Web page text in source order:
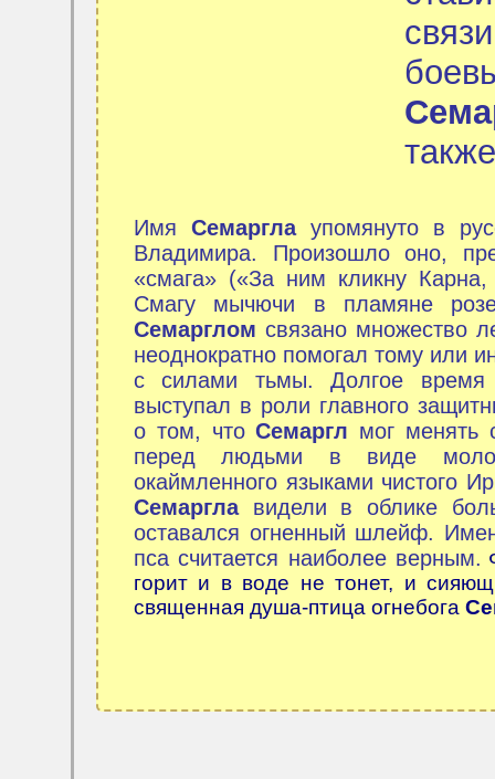
Имя Семарглаупомянуто в
Владимира. Произошло оно,
«смага» («За ним кликну
Смагу мычючи в пламяне
Семарглом связано множество
неоднократно помогал тому или
с силами тьмы. Долгое
выступал в роли главного
о том, чтоСемаргл мог менять
перед людьми в виде
окаймленного языками чистого
Семарглавидели в облике
оставался огненный шлейф.
пса считается наиболее верным.
горит и в воде не тонет, и
священная душа-птица огнебога